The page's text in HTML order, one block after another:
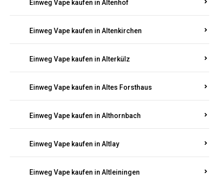
Einweg Vape kaufen in Altenhof
Einweg Vape kaufen in Altenkirchen
Einweg Vape kaufen in Alterkülz
Einweg Vape kaufen in Altes Forsthaus
Einweg Vape kaufen in Althornbach
Einweg Vape kaufen in Altlay
Einweg Vape kaufen in Altleiningen